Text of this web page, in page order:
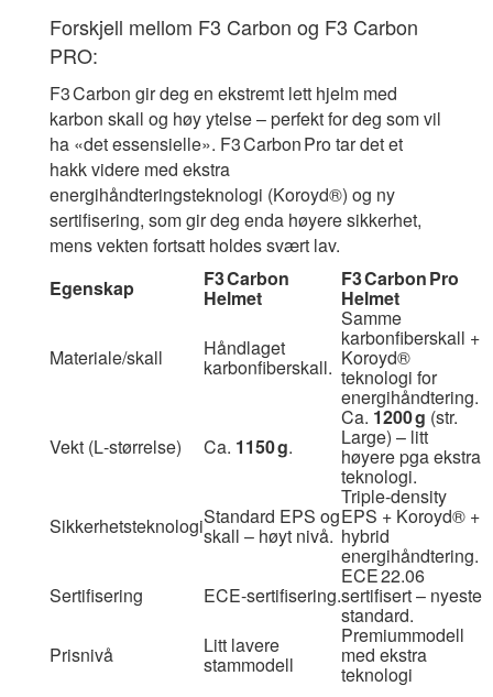
Forskjell mellom F3 Carbon og F3 Carbon
PRO:
F3 Carbon gir deg en ekstremt lett hjelm med
karbon skall og høy ytelse – perfekt for deg som vil
ha «det essensielle». F3 Carbon Pro tar det et
hakk videre med ekstra
energihåndteringsteknologi (Koroyd®) og ny
sertifisering, som gir deg enda høyere sikkerhet,
mens vekten fortsatt holdes svært lav.
Egenskap
F3 Carbon
Helmet
F3 Carbon Pro
Helmet
Materiale/skall Håndlaget
karbonfiberskall.
Samme
karbonfiberskall +
Koroyd®
teknologi for
energihåndtering.
Vekt (L‑størrelse)
Ca. 1150 g.
Ca. 1200 g (str.
Large) – litt
høyere pga ekstra
teknologi.
SikkerhetsteknologiStandard EPS og
skall – høyt nivå.
Triple‑density
EPS + Koroyd® +
hybrid
energihåndtering.
Sertifisering
ECE‑sertifisering.
ECE 22.06
sertifisert – nyeste
standard.
Prisnivå
Litt lavere
stammodell
Premiummodell
med ekstra
teknologi